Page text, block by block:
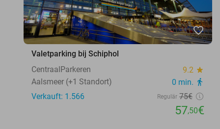
favorite_border
Valetparking bij Schiphol
CentraalParkeren
9.2 star
Aalsmeer (+1 Standort) 0 min. directions_walk
Verkauft: 1.566 Regulär 75€
57,50€